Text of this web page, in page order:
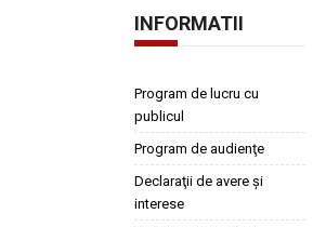
INFORMATII
Program de lucru cu
publicul
Program de audienţe
Declaraţii de avere şi
interese